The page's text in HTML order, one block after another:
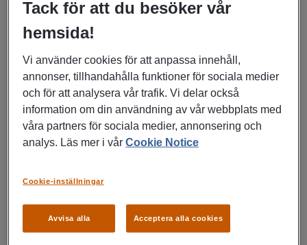
06/08/2026
Gruppchef Produktion |
Karlskoga
Karlskoga
Industri, Produktion
Konsultuppdrag
MER DETALJER OM JOBBET
Tack för att du besöker vår
hemsida!
Vi använder cookies för att anpassa innehåll,
annonser, tillhandahålla funktioner för sociala medier
och för att analysera vår trafik. Vi delar också
information om din användning av vår webbplats med
våra partners för sociala medier, annonsering och
analys. Läs mer i vårCookie Notice
Avvisa alla Acceptera alla cookies
Cookie-inställningar